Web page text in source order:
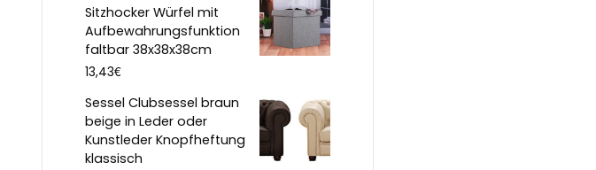
Sitzhocker Würfel mit
Aufbewahrungsfunktion
faltbar 38x38x38cm
13,43€
Sessel Clubsessel braun
beige in Leder oder
Kunstleder Knopfheftung
klassisch